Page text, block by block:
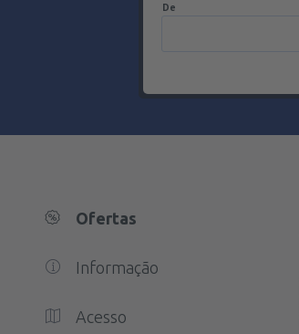
De
Ofertas
Informação
Acesso